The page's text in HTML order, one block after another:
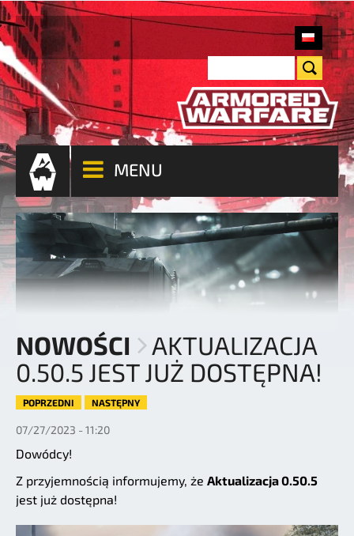
MENU
NOWOŚCI
AKTUALIZACJA
0.50.5 JEST JUŻ DOSTĘPNA!
POPRZEDNI NASTĘPNY
07/27/2023 - 11:20
Dowódcy!
Z przyjemnością informujemy, że Aktualizacja 0.50.5
jest już dostępna!